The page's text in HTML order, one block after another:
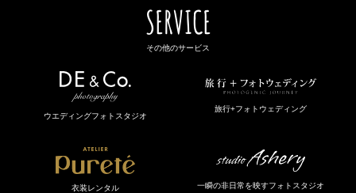
SERVICE
その他のサービス
ウエディングフォトスタジオ
旅行+フォトウェディング
衣装レンタル 一瞬の非日常を映すフォトスタジオ